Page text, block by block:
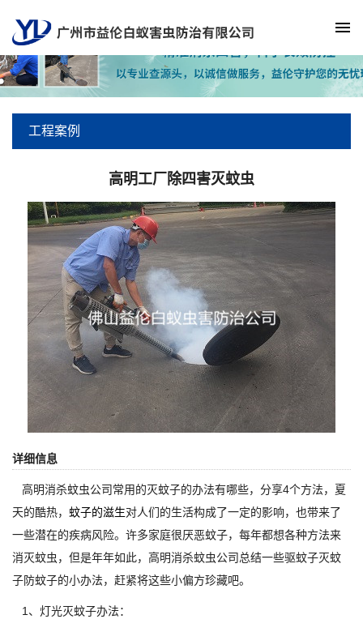
工程案例
高明工厂除四害灭蚊虫
详细信息
高明消杀蚊虫公司常用的灭蚊子的办法有哪些，分享4个方法，夏
天的酷热， 蚊子的滋生对人们的生活构成了一定的影响，也带来了
一些潜在的疾病风险。许多家庭很厌恶蚊子，每年都想各种方法来
消灭蚊虫，但是年年如此，高明消杀蚊虫公司总结一些驱蚊子灭蚊
子防蚊子的小办法，赶紧将这些小偏方珍藏吧。
1、灯光灭蚊子办法：